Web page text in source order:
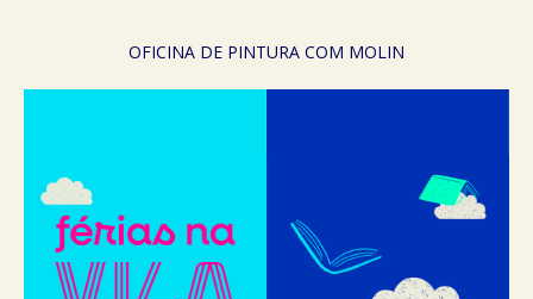
OFICINA DE PINTURA COM MOLIN